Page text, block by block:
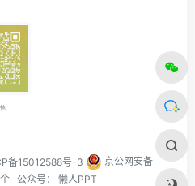
备15012588号-3
京公网安备
公众号： 懒人PPT